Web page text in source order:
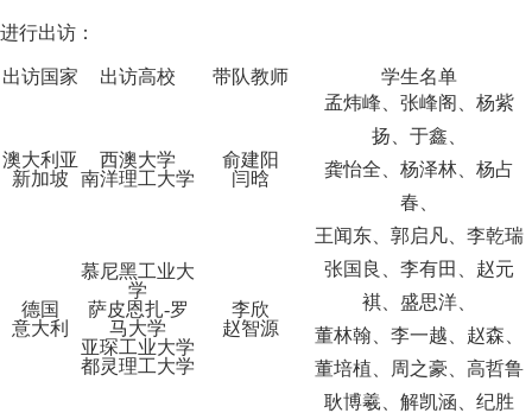
进行出访：
出访国家 出访高校 带队教师 学生名单
澳大利亚
新加坡
西澳大学
南洋理工大学
俞建阳
闫晗
孟炜峰、张峰阁、杨紫
扬、于鑫、
龚怡全、杨泽林、杨占
春、
王闻东、郭启凡、 李乾瑞
德国
意大利
慕尼黑工业大
学
萨皮恩扎-罗
马大学
亚琛工业大学
都灵理工大学
李欣
赵智源
张国良、李有田、赵元
褀、盛思洋、
董林翰、李一越、赵森、
董培植、
周之豪、高哲鲁
耿博羲、解凯涵、纪胜